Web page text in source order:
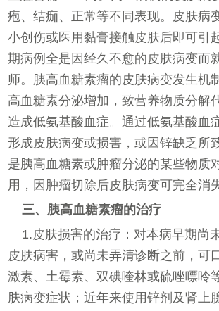
疱、结痂、正常等不同表现。皮肤病
小创伤或医用黏膏接触皮肤后即可引
期病例全是因经久不愈的皮肤病变而
师。胰高血糖素瘤的皮肤病变发生机
高血糖素分泌增加，致营养物质分解
造成低氨基酸血症。通过低氨基酸血
形成皮肤病变或损害，或因锌缺乏所
是胰高血糖素或肿瘤分泌的某些物质
用，因肿瘤切除后皮肤病变可完全消
三、胰高血糖素瘤的治疗
1.皮肤损害的治疗：对本病早期尚
皮肤病害，或尚未弄清诊断之前，可
激素、土霉素、双碘喹林或硫唑嘌呤
肤病变症状；近年来使用锌剂及肾上